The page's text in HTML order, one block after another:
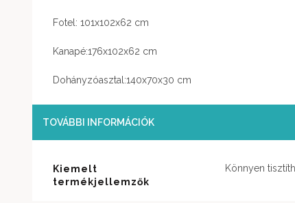
Fotel: 101x102x62 cm
Kanapé:176x102x62 cm
Dohányzóasztal:140x70x30 cm
TOVÁBBI INFORMÁCIÓK
Kiemelt
termékjellemzők
Könnyen